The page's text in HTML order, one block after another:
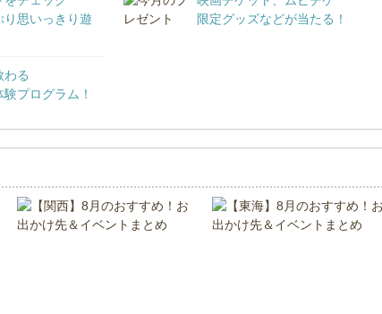
り思いっきり遊
限定グッズなどが当たる！
わる
プログラム！